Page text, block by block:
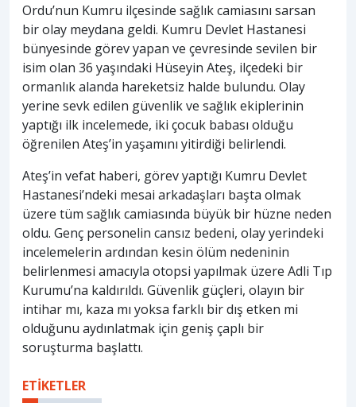
Ordu’nun Kumru ilçesinde sağlık camiasını sarsan
bir olay meydana geldi. Kumru Devlet Hastanesi
bünyesinde görev yapan ve çevresinde sevilen bir
isim olan 36 yaşındaki Hüseyin Ateş, ilçedeki bir
ormanlık alanda hareketsiz halde bulundu. Olay
yerine sevk edilen güvenlik ve sağlık ekiplerinin
yaptığı ilk incelemede, iki çocuk babası olduğu
öğrenilen Ateş’in yaşamını yitirdiği belirlendi.
Ateş’in vefat haberi, görev yaptığı Kumru Devlet
Hastanesi’ndeki mesai arkadaşları başta olmak
üzere tüm sağlık camiasında büyük bir hüzne neden
oldu. Genç personelin cansız bedeni, olay yerindeki
incelemelerin ardından kesin ölüm nedeninin
belirlenmesi amacıyla otopsi yapılmak üzere Adli Tıp
Kurumu’na kaldırıldı. Güvenlik güçleri, olayın bir
intihar mı, kaza mı yoksa farklı bir dış etken mi
olduğunu aydınlatmak için geniş çaplı bir
soruşturma başlattı.
ETİKETLER